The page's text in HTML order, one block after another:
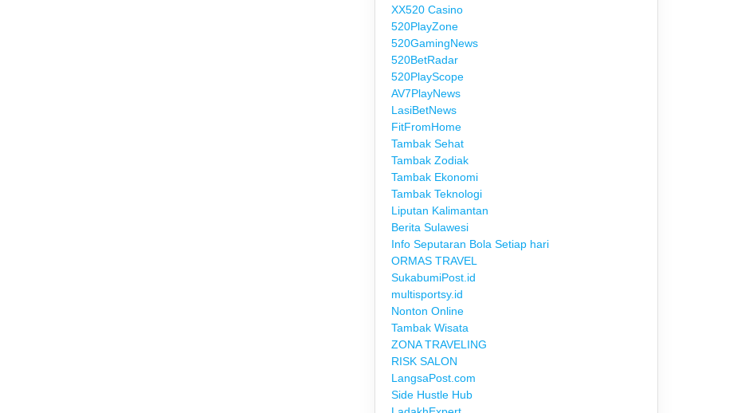
XX520 Casino
520PlayZone
520GamingNews
520BetRadar
520PlayScope
AV7PlayNews
LasiBetNews
FitFromHome
Tambak Sehat
Tambak Zodiak
Tambak Ekonomi
Tambak Teknologi
Liputan Kalimantan
Berita Sulawesi
Info Seputaran Bola Setiap hari
ORMAS TRAVEL
SukabumiPost.id
multisportsy.id
Nonton Online
Tambak Wisata
ZONA TRAVELING
RISK SALON
LangsaPost.com
Side Hustle Hub